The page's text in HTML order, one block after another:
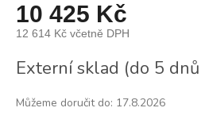
10 425 Kč
12 614 Kč včetně DPH
cena:
Externí sklad (do 5 dnů
Můžeme doručit do: 17.8.2026